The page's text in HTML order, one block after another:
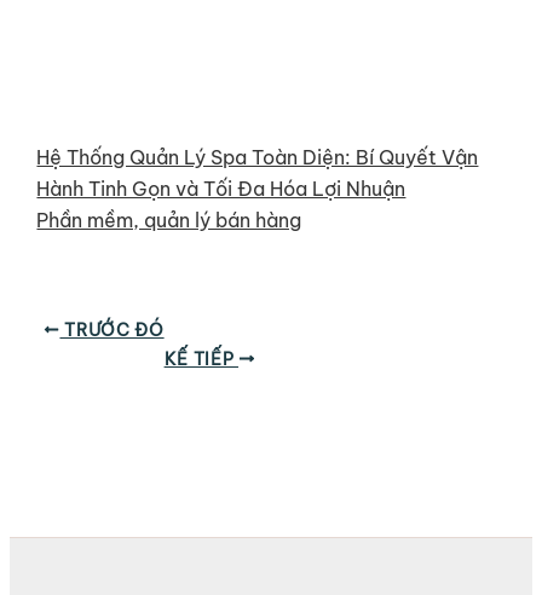
Hệ Thống Quản Lý Spa Toàn Diện: Bí Quyết Vận
Hành Tinh Gọn và Tối Đa Hóa Lợi Nhuận
Phần mềm, quản lý bán hàng
TRƯỚC ĐÓ
KẾ TIẾP